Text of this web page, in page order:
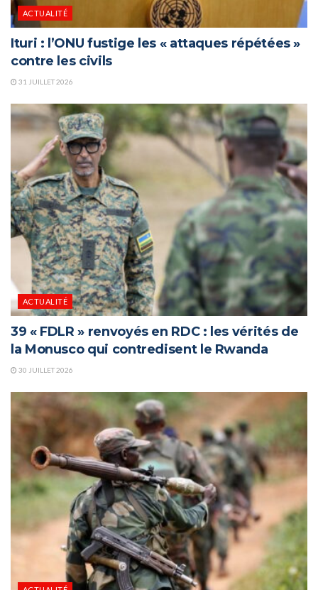
ACTUALITÉ
Ituri : l’ONU fustige les « attaques répétées »
contre les civils
31 JUILLET 2026
ACTUALITÉ
39 « FDLR » renvoyés en RDC : les vérités de
la Monusco qui contredisent le Rwanda
30 JUILLET 2026